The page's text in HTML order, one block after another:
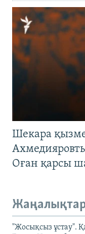
Шекара
Оған қарсы
"Жосықсыз ұстау".